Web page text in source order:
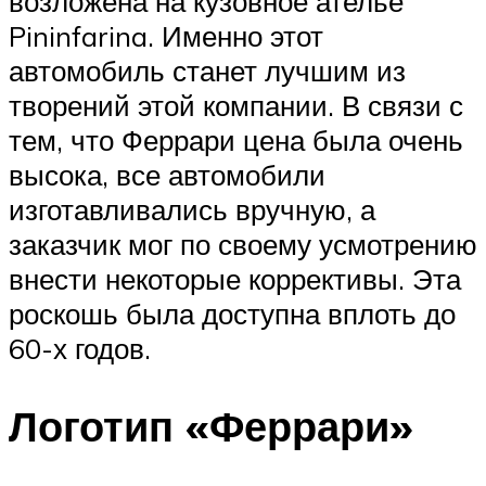
Pininfarina. Именно этот
автомобиль станет лучшим из
творений этой компании. В связи с
тем, что Феррари цена была очень
высока, все автомобили
изготавливались вручную, а
заказчик мог по своему усмотрению
внести некоторые коррективы. Эта
роскошь была доступна вплоть до
60-х годов.
Логотип «Феррари»